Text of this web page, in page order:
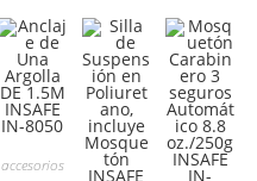
accesorios